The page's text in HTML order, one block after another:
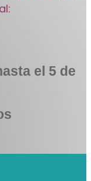
el 5 de